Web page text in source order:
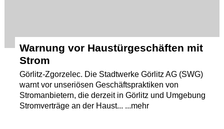
Warnung vor Haustürgeschäften mit
Strom
Görlitz-Zgorzelec. Die Stadtwerke Görlitz AG (SWG)
warnt vor unseriösen Geschäftspraktiken von
Stromanbietern, die derzeit in Görlitz und Umgebung
Stromverträge an der Haust... ...mehr